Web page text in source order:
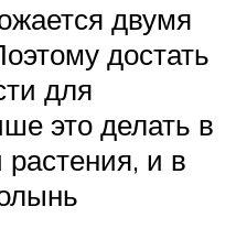
двумя
достать
для
это делать в
растения, и в